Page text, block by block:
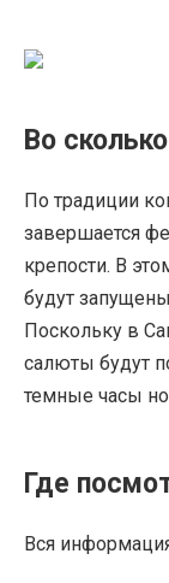
Во
По традиции
завершается
крепости. В
будут
Поскольку в
салюты будут
темные часы
Где
Вся